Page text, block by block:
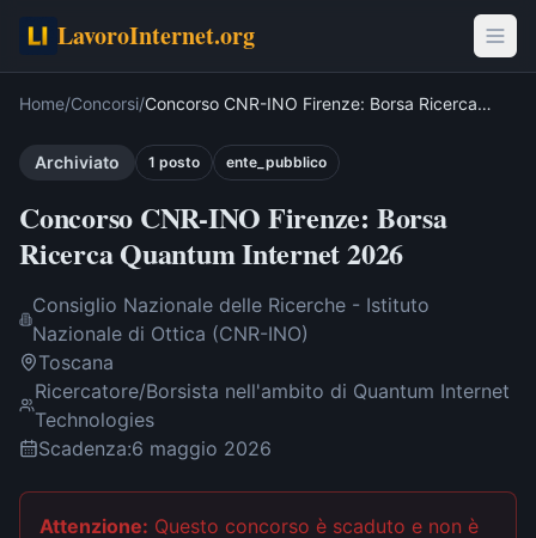
LavoroInternet.org
Home/Concorsi/Concorso CNR-INO Firenze: Borsa Ricerca
Archiviato
1 posto ente_pubblico
Concorso CNR-INO Firenze: Borsa
Ricerca Quantum Internet 2026
Consiglio Nazionale delle Ricerche - Istituto
Nazionale di Ottica (CNR-INO)
Toscana
Ricercatore/Borsista nell'ambito di Quantum Internet
Technologies
Scadenza:6 maggio 2026
Attenzione: Questo concorso è scaduto e non è